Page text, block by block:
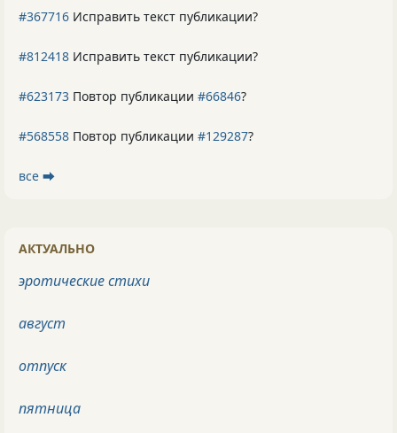
#367716 Исправить текст публикации?
#812418 Исправить текст публикации?
#623173 Повтор публикации #66846?
#568558 Повтор публикации #129287?
все ⮕
АКТУАЛЬНО
эротические стихи
август
отпуск
пятница